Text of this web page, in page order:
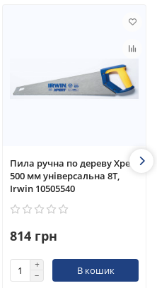
Пила ручна по дереву Xpert
500 мм універсальна 8T,
Irwin 10505540
814 грн
В кошик